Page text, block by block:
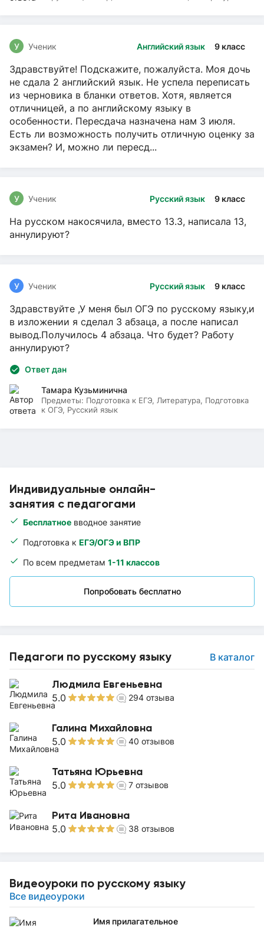
Индивидуальные онлайн-
занятия с педагогами
Бесплатное вводное занятие
Подготовка к ЕГЭ/ОГЭ и ВПР
По всем предметам 1-11 классов
Попробовать бесплатно
Педагоги по русскому языку В каталог
Людмила Евгеньевна
5.0 294 отзыва
Галина Михайловна
5.0 40 отзывов
Татьяна Юрьевна
5.0 7 отзывов
Рита Ивановна
5.0 38 отзывов
Видеоуроки по русскому языку
Все видеоуроки
Имя прилагательное
Английский язык 9 класс
У Ученик
Здравствуйте! Подскажите, пожалуйста. Моя дочь
не сдала 2 английский язык. Не успела переписать
из черновика в бланки ответов. Хотя, является
отличницей, а по английскому языку в
особенности. Пересдача назначена нам 3 июля.
Есть ли возможность получить отличную оценку за
экзамен? И, можно ли пересд...
Русский язык 9 класс
У Ученик
На русском накосячила, вместо 13.3, написала 13,
аннулируют?
Русский язык 9 класс
У Ученик
Здравствуйте ,У меня был ОГЭ по русскому языку,и
в изложении я сделал 3 абзаца, а после написал
вывод.Получилось 4 абзаца. Что будет? Работу
аннулируют?
Ответ дан
Тамара Кузьминична
Предметы: Подготовка к ЕГЭ, Литература, Подготовка
к ОГЭ, Русский язык